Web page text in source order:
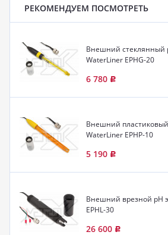
РЕКОМЕНДУЕМ ПОСМОТРЕТЬ
Внешний стеклянный
WaterLiner EPHG-20
6 780 Р
Внешний пластиковый
WaterLiner EPHP-10
5 190 Р
Внешний врезной pH
EPHL-30
26 600 Р